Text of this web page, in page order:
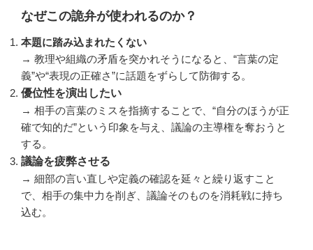
なぜこの詭弁が使われるのか？
本題に踏み込まれたくない
→ 教理や組織の矛盾を突かれそうになると、“言葉の定
義”や“表現の正確さ”に話題をずらして防御する。
優位性を演出したい
→ 相手の言葉のミスを指摘することで、“自分のほうが正
確で知的だ”という印象を与え、議論の主導権を奪おうと
する。
議論を疲弊させる
→ 細部の言い直しや定義の確認を延々と繰り返すこと
で、相手の集中力を削ぎ、議論そのものを消耗戦に持ち
込む。